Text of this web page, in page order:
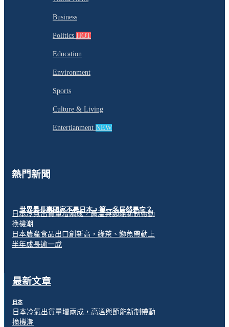
Business
Politics HOT
Education
Environment
Sports
Culture & Living
Entertianment NEW
熱門新聞
世界最長壽國家不是日本，第一名居然是它？
日本冷氣出貨量增兩成，高溫與節能新制帶動
換機潮
日本農產食品出口創新高，綠茶、鰤魚帶動上
半年成長逾一成
最新文章
日本
日本冷氣出貨量增兩成，高溫與節能新制帶動
換機潮